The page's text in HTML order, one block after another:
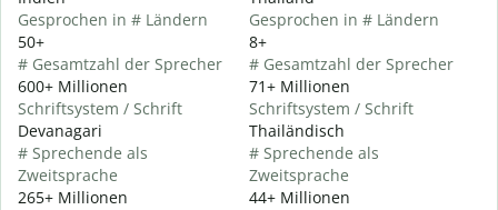
Gesprochen in # Ländern
50+
# Gesamtzahl der Sprecher
600+ Millionen
Schriftsystem / Schrift
Devanagari
# Sprechende als
Zweitsprache
265+ Millionen
Gesprochen in # Ländern
8+
# Gesamtzahl der Sprecher
71+ Millionen
Schriftsystem / Schrift
Thailändisch
# Sprechende als
Zweitsprache
44+ Millionen